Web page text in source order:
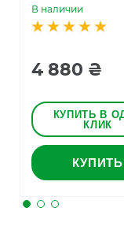
В наличии
4 880 ₴
КУПИТЬ В
КЛИК
КУПИТЬ